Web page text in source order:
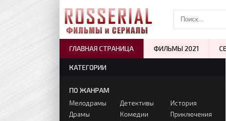
КАТЕГОРИИ
ПО ЖАНРАМ
Мелодрамы
Драмы
Детективы
Комедии
История
Приключения
ГЛАВНАЯ СТРАНИЦА ФИЛЬМЫ 2021